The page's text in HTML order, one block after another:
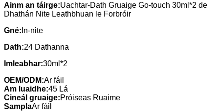
Ainm an táirge:Uachtar-Dath Gruaige Go-touch 30ml*2 de
Dhathán Nite Leathbhuan le Forbróir
Gné: In-nite
Dath:24 Dathanna
Imleabhar:30ml*2
OEM/ODM:Ar fáil
Am luaidhe:45 Lá
Cineál gruaige:Próiseas Ruaime
SamplaAr fáil